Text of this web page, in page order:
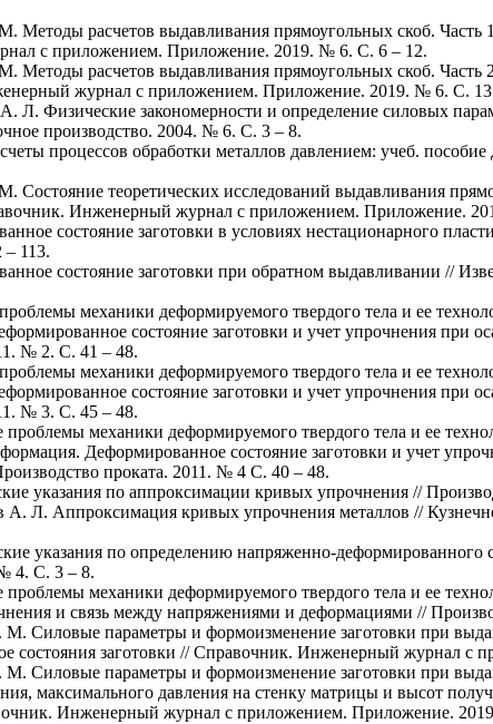
расчетов выдавливания прямоугольных скоб. Часть
с приложением. Приложение. 2019. № 6. С. 6 – 12.
расчетов выдавливания прямоугольных скоб. Часть
журнал с приложением. Приложение. 2019. № 6. С. 13
Физические закономерности и определение силовых
производство. 2004. № 6. С. 3 – 8.
процессов обработки металлов давлением: учеб.
теоретических исследований выдавливания
Инженерный журнал с приложением. Приложение.
состояние заготовки в условиях нестационарного
113.
состояние заготовки при обратном выдавливании //
механики деформируемого твердого тела и ее
состояние заготовки и учет упрочнения при
№ 2. С. 41 – 48.
механики деформируемого твердого тела и ее
состояние заготовки и учет упрочнения при
№ 3. С. 45 – 48.
механики деформируемого твердого тела и ее
Деформированное состояние заготовки и учет
проката. 2011. № 4 С. 40 – 48.
указания по аппроксимации кривых упрочнения //
Л. Аппроксимация кривых упрочнения металлов //
указания по определению напряженно-деформированного
4. С. 3 – 8.
механики деформируемого твердого тела и ее
и связь между напряжениями и деформациями //
Силовые параметры и формоизменение заготовки при
состояния заготовки // Справочник. Инженерный журнал
Силовые параметры и формоизменение заготовки при
максимального давления на стенку матрицы и высот
Инженерный журнал с приложением. Приложение.